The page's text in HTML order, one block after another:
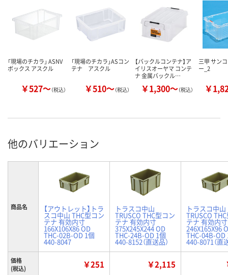
「現場のチカラ」 ASNV
ボックス アスクル
￥527～（税込）
「現場のチカラ」ASコン
テナ アスクル
￥510～（税込）
【バックルコンテナ】ア
イリスオーヤマ コンテ
ナ 金属バックル…
￥1,300～（税込）
三甲 サン
ー_2
￥
他のバリエーション
商品名 【アウトレット】トラ
スコ中山 THC型コン
テナ 有効内寸
166X106X86 OD
THC-02B-OD 1個
440-8047
トラスコ中山
TRUSCO THC型コン
テナ 有効内寸
375X245X244 OD
THC-24B-OD 1個
440-8152（直送品）
トラスコ中山
TRUSCO
テナ 有効内寸
246X165X96
THC-04B-OD
440-8071（直
価格
(税込)
￥251 ￥2,115